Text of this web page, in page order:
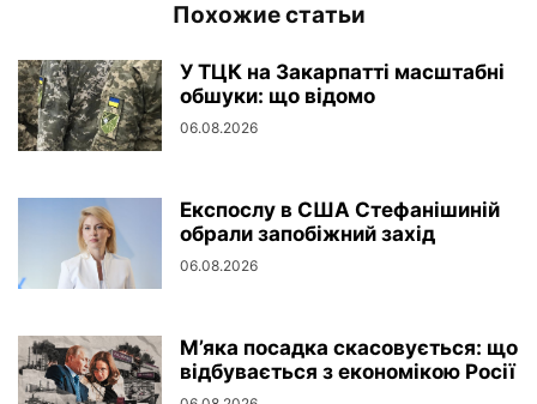
Похожие статьи
У ТЦК на Закарпатті масштабні
обшуки: що відомо
06.08.2026
Експослу в США Стефанішиній
обрали запобіжний захід
06.08.2026
М’яка посадка скасовується: що
відбувається з економікою Росії